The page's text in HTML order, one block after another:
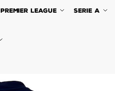
PREMIER LEAGUE SERIE A